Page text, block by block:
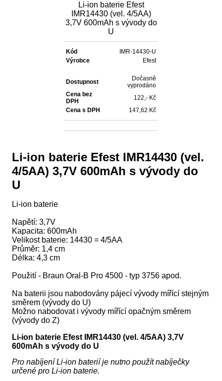
Li-ion baterie Efest
IMR14430 (vel. 4/5AA)
3,7V 600mAh s vývody do
U
Kód
IMR-14430-U
Výrobce
Efest
Dostupnost
Dočasně
vyprodáno
Cena bez
DPH
122,- Kč
Cena s DPH
147,62 Kč
Li-ion baterie Efest IMR14430 (vel.
4/5AA) 3,7V 600mAh s vývody do
U
Li-ion baterie
Napětí: 3,7V
Kapacita: 600mAh
Velikost baterie: 14430 = 4/5AA
Průměr: 1,4 cm
Délka: 4,3 cm
Použití - Braun Oral-B Pro 4500 - typ 3756 apod.
Na baterii jsou nabodovány pájecí vývody mířící stejným
směrem (vývody do U)
Možno nabodovat i vývody mířící opačným směrem
(vývody do Z)
Li-ion baterie Efest IMR14430 (vel. 4/5AA) 3,7V
600mAh s vývody do U
Pro nabíjení Li-ion baterií je nutno použít nabíječky
určené pro Li-ion baterie.